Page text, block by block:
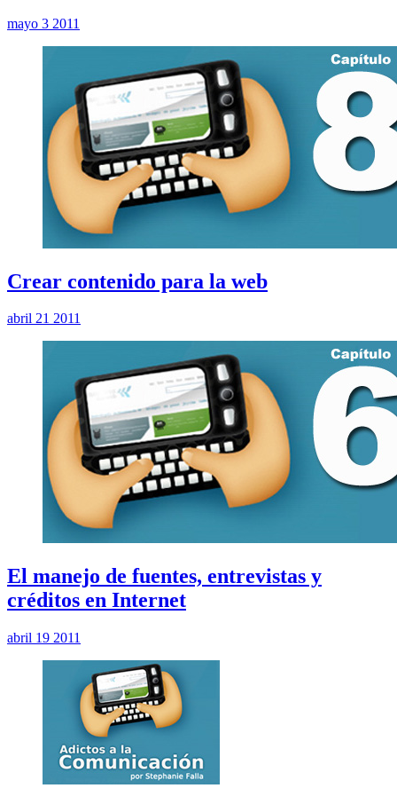
mayo 3 2011
Crear contenido para la web
abril 21 2011
El manejo de fuentes, entrevistas y
créditos en Internet
abril 19 2011